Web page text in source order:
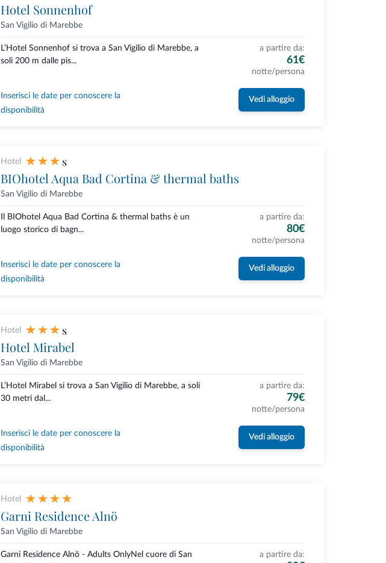
Hotel Sonnenhof
San Vigilio di Marebbe
L’Hotel Sonnenhof si trova a San Vigilio di Marebbe, a
soli 200 m dalle pis...
a partire da:
61€
notte/persona
Inserisci le date per conoscere la
disponibilità
Vedi alloggio
Hotel s
BIOhotel Aqua Bad Cortina & thermal baths
San Vigilio di Marebbe
Il BIOhotel Aqua Bad Cortina & thermal baths è un
luogo storico di bagn...
a partire da:
80€
notte/persona
Inserisci le date per conoscere la
disponibilità
Vedi alloggio
Hotel s
Hotel Mirabel
San Vigilio di Marebbe
L’Hotel Mirabel si trova a San Vigilio di Marebbe, a soli
30 metri dal...
a partire da:
79€
notte/persona
Inserisci le date per conoscere la
disponibilità
Vedi alloggio
Hotel
Garni Residence Alnö
San Vigilio di Marebbe
Garni Residence Alnö - Adults OnlyNel cuore di San
a partire da: